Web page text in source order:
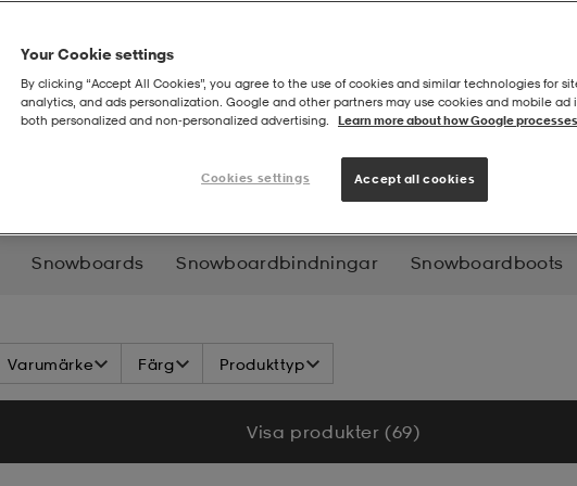
Snowboards Snowboardbindningar Snowboardboots
Varumärke Färg Produkttyp
Visa produkter (69)
Your Cookie settings
By clicking “Accept All Cookies”, you agree to the use of cookies and similar technologies for
analytics, and ads personalization. Google and other partners may use cookies and mobile ad
both personalized and non‑personalized advertising.
Learn more about how Google
Cookies settings Accept all cookies